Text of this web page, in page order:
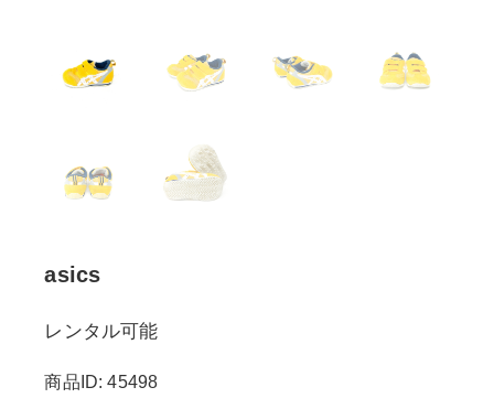
asics
レンタル可能
商品ID: 45498